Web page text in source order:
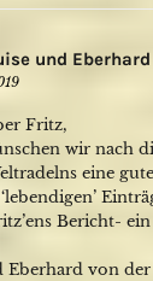
und
Fritz,
wir nach
eine
Bericht-
Eberhard von